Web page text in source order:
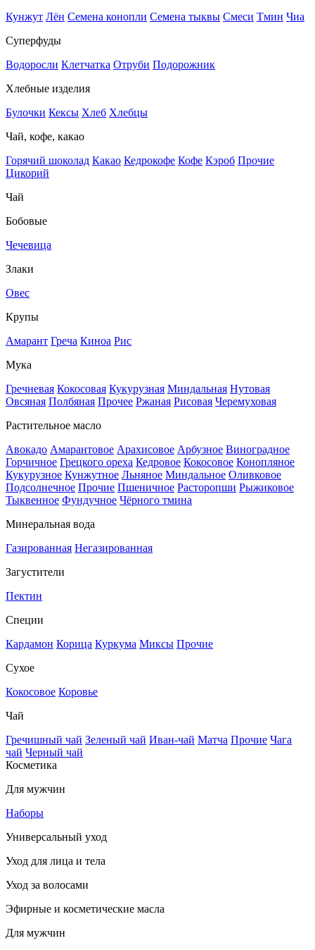
Кунжут Лён Семена конопли Семена тыквы Смеси Тмин Чиа
Суперфуды
Водоросли Клетчатка Отруби Подорожник
Хлебные изделия
Булочки Кексы Хлеб Хлебцы
Чай, кофе, какао
Горячий шоколад Какао Кедрокофе Кофе Кэроб Прочие
Цикорий
Чай
Бобовые
Чечевица
Злаки
Овес
Крупы
Амарант Греча Киноа Рис
Мука
Гречневая Кокосовая Кукурузная Миндальная Нутовая
Овсяная Полбяная Прочее Ржаная Рисовая Черемуховая
Растительное масло
Авокадо Амарантовое Арахисовое Арбузное Виноградное
Горчичное Грецкого ореха Кедровое Кокосовое Конопляное
Кукурузное Кунжутное Льняное Миндальное Оливковое
Подсолнечное Прочие Пшеничное Расторопши Рыжиковое
Тыквенное Фундучное Чёрного тмина
Минеральная вода
Газированная Негазированная
Загустители
Пектин
Специи
Кардамон Корица Куркума Миксы Прочие
Сухое
Кокосовое Коровье
Чай
Гречишный чай Зеленый чай Иван-чай Матча Прочие Чага
чай Черный чай
Косметика
Для мужчин
Наборы
Универсальный уход
Уход для лица и тела
Уход за волосами
Эфирные и косметические масла
Для мужчин